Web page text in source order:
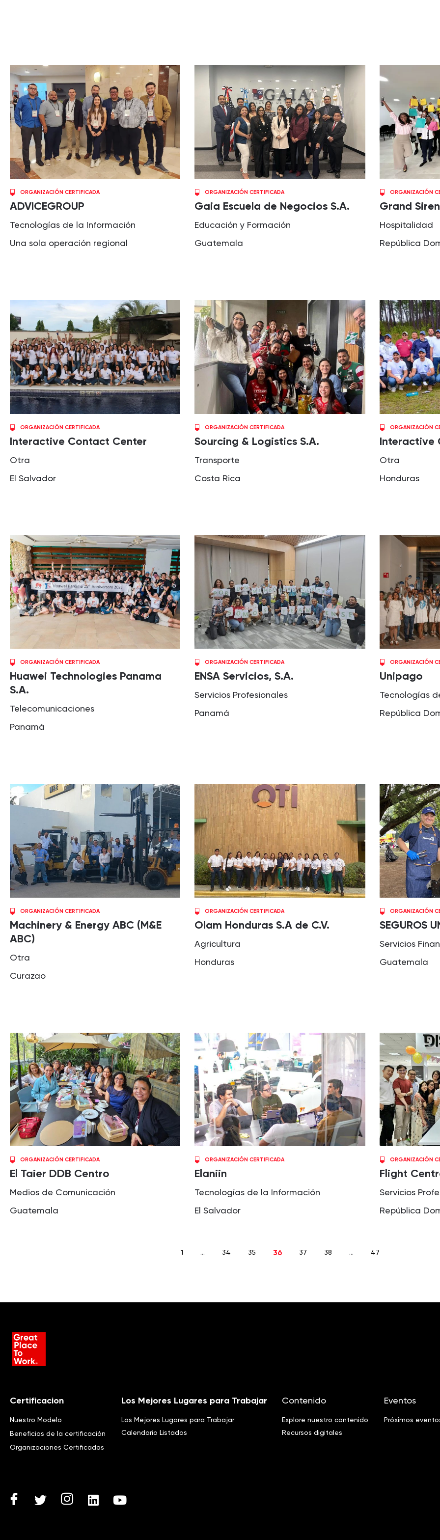
ORGANIZACIÓN CERTIFICADA
ADVICEGROUP
Tecnologías de la Información
Una sola operación regional
ORGANIZACIÓN CERTIFICADA
Gaia Escuela de Negocios S.A.
Educación y Formación
Guatemala
ORGANIZACIÓN
Grand
Hospitalidad
República
ORGANIZACIÓN CERTIFICADA
Interactive Contact Center
Otra
El Salvador
ORGANIZACIÓN CERTIFICADA
Sourcing & Logistics S.A.
Transporte
Costa Rica
ORGANIZACIÓN
Interactive
Otra
Honduras
ORGANIZACIÓN CERTIFICADA
Huawei Technologies Panama
S.A.
Telecomunicaciones
Panamá
ORGANIZACIÓN CERTIFICADA
ENSA Servicios, S.A.
Servicios Profesionales
Panamá
ORGANIZACIÓN
Unipago
Tecnologías
República
ORGANIZACIÓN CERTIFICADA
Machinery & Energy ABC (M&E
ABC)
Otra
Curazao
ORGANIZACIÓN CERTIFICADA
Olam Honduras S.A de C.V.
Agricultura
Honduras
ORGANIZACIÓN
SEGUROS
Servicios
Guatemala
ORGANIZACIÓN CERTIFICADA
El Taier DDB Centro
Medios de Comunicación
Guatemala
ORGANIZACIÓN CERTIFICADA
Elaniin
Tecnologías de la Información
El Salvador
ORGANIZACIÓN
Flight
Servicios
República
1 … 34 35 36 37 38 … 47
Certificacion
Nuestro Modelo
Beneficios de la certificación
Organizaciones Certificadas
Los Mejores Lugares para Trabajar
Los Mejores Lugares para Trabajar
Calendario Listados
Contenido
Explore nuestro contenido
Recursos digitales
Eventos
Próximos